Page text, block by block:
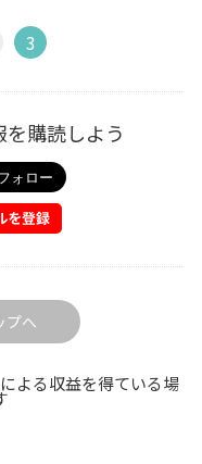
3
購読しよう
プへ
よる収益を得ている場